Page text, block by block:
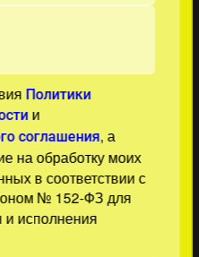
Политики
и
соглашения, а
на обработку моих
в соответствии с
№ 152-ФЗ для
и исполнения